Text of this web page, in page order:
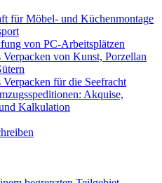
für Möbel- und Küchenmontage
von PC-Arbeitsplätzen
Verpacken von Kunst, Porzellan
Verpacken für die Seefracht
Akquise,
Kalkulation